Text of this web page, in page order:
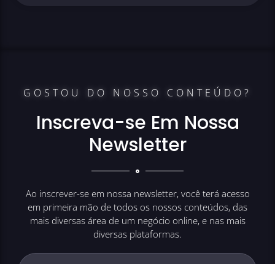
GOSTOU DO NOSSO CONTEÚDO?
Inscreva-se Em Nossa
Newsletter
Ao inscrever-se em nossa newsletter, você terá acesso
em primeira mão de todos os nossos conteúdos, das
mais diversas área de um negócio online, e nas mais
diversas plataformas.